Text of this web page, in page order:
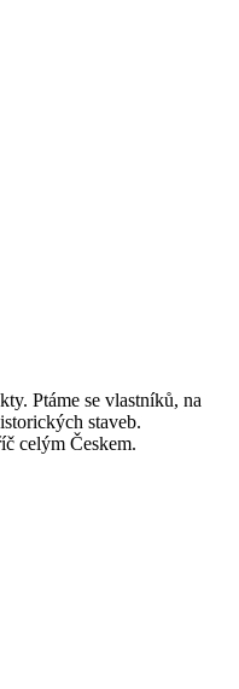
Ptáme se vlastníků, na
staveb.
celým Českem.